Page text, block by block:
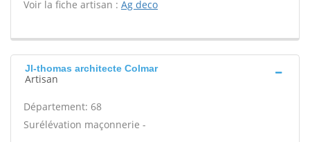
Voir la fiche artisan : Ag deco
Jl-thomas architecte Colmar
Artisan
Département: 68
Surélévation maçonnerie -